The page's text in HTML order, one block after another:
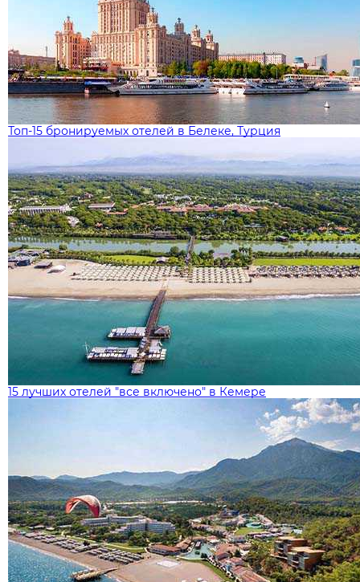
Топ-15 бронируемых отелей в Белеке, Турция
15 лучших отелей "все включено" в Кемере